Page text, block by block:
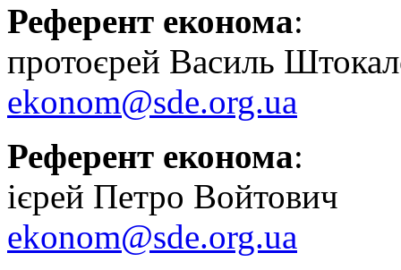
Референт економа:
протоєрей Василь
ekonom@sde.org.ua
Референт економа:
ієрей Петро Войтович
ekonom@sde.org.ua